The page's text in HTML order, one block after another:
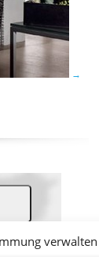
verwalten